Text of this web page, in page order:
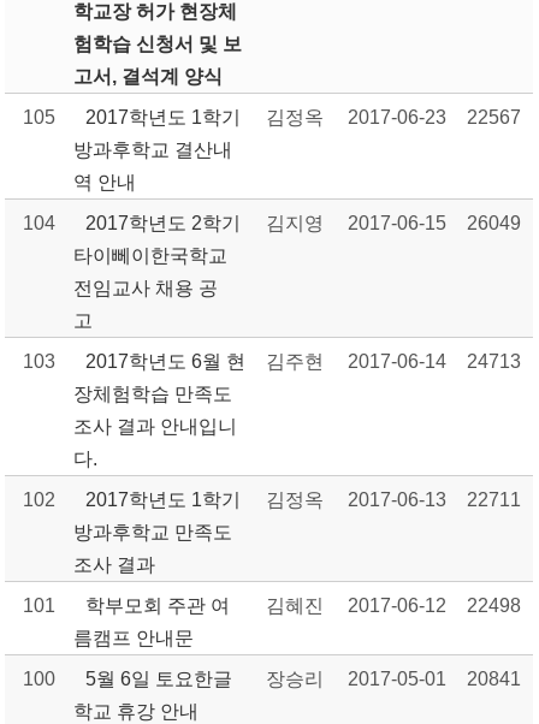
학교장 허가 현장체
험학습 신청서 및 보
고서, 결석계 양식
105
2017학년도 1학기
방과후학교 결산내
역 안내
김정옥 2017-06-23 22567
104
2017학년도 2학기
타이뻬이한국학교
전임교사 채용 공
고
김지영 2017-06-15 26049
103
2017학년도 6월 현
장체험학습 만족도
조사 결과 안내입니
다.
김주현 2017-06-14 24713
102
2017학년도 1학기
방과후학교 만족도
조사 결과
김정옥 2017-06-13 22711
101
학부모회 주관 여
름캠프 안내문
김혜진 2017-06-12 22498
100
5월 6일 토요한글
학교 휴강 안내
장승리 2017-05-01 20841